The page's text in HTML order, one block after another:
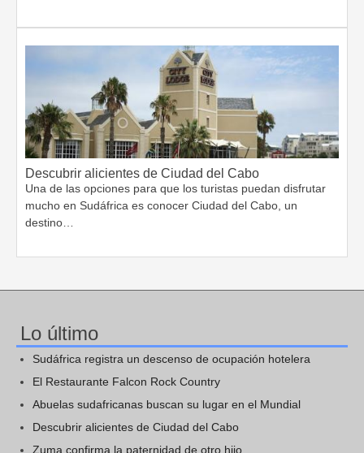
Descubrir alicientes de Ciudad del Cabo
Una de las opciones para que los turistas puedan disfrutar
mucho en Sudáfrica es conocer Ciudad del Cabo, un
destino…
Lo último
Sudáfrica registra un descenso de ocupación hotelera
El Restaurante Falcon Rock Country
Abuelas sudafricanas buscan su lugar en el Mundial
Descubrir alicientes de Ciudad del Cabo
Zuma confirma la paternidad de otro hijo